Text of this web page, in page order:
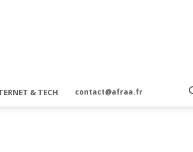
& TECH contact@afraa.fr